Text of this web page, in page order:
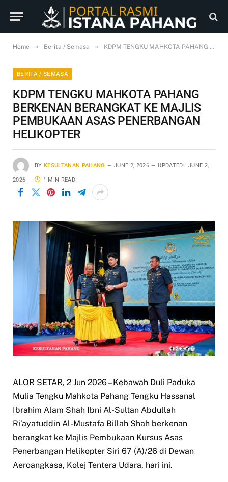
Home » Berita / Semasa » KDPM TENGKU MAHKOTA PAHANG BERKENAN BERANGKAT KE MAJLIS PEMBUKAAN ASAS PENERBANGAN HELIKOPTER
BERITA / SEMASA
KDPM TENGKU MAHKOTA PAHANG
BERKENAN BERANGKAT KE MAJLIS
PEMBUKAAN ASAS PENERBANGAN
HELIKOPTER
BY KESULTANAN PAHANG JUNE 2, 2026 UPDATED: JUNE 2,
2026 1 MIN READ
ALOR SETAR, 2 Jun 2026 – Kebawah Duli Paduka
Mulia Tengku Mahkota Pahang Tengku Hassanal
Ibrahim Alam Shah Ibni Al-Sultan Abdullah
Ri’ayatuddin Al-Mustafa Billah Shah berkenan
berangkat ke Majlis Pembukaan Kursus Asas
Penerbangan Helikopter Siri 67 (A)/26 di Dewan
Aeroangkasa, Kolej Tentera Udara, hari ini.